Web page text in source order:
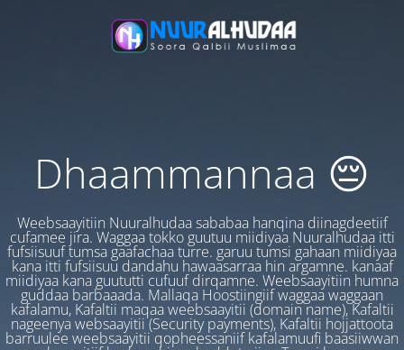
Dhaammannaa 😔
Weebsaayitiin Nuuralhudaa sababaa hanqina diinagdeetiif
cufamee jira. Waggaa tokko guutuu miidiyaa Nuuralhudaa itti
fufsiisuuf tumsa gaafachaa turre. garuu tumsi gahaan miidiyaa
kana itti fufsiisuu dandahu hawaasarraa hin argamne. kanaaf
miidiyaa kana guututti cufuuf dirqamne. Weebsaayitiin humna
guddaa barbaaada. Mallaqa Hoostiingiif waggaa waggaan
kafalamu, Kafaltii maqaa weebsaayitii (domain name), Kafaltii
nageenya websaayitii (Security payments), Kafaltii hojjattoota
barruulee weebsaayitii qopheessaniif kafalamuufi baasiiwwan